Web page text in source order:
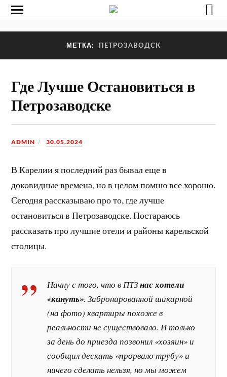
МЕТКА: ПЕТРОЗАВОДСК
Где Лучше Остановиться в
Петрозаводске
ADMIN 30.05.2024
В Карелии я последний раз бывал еще в
доковидные времена, но в целом помню все хорошо.
Сегодня рассказываю про то, где лучше
остановиться в Петрозаводске. Постараюсь
рассказать про лучшие отели и районы карельской
столицы.
Начну с того, что в ПТЗнас хотели
«кинуть». Забронированной шикарной
(на фото) квартиры похоже в
реальности не существовало. И только
за день до приезда позвонил «хозяин» и
сообщил дескать «прорвало трубу» и
ничего сделать нельзя, но мы можем